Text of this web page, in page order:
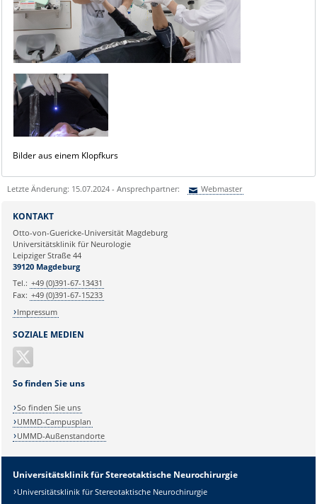
Bilder aus einem Klopfkurs
Letzte Änderung: 15.07.2024 - Ansprechpartner: Webmaster
Ihre E-Mailadresse:
Ihr Anliegen:
SOZIALE MEDIEN
KONTAKT
Otto-von-Guericke-Universität Magdeburg
Universitätsklinik für Neurologie
Leipziger Straße 44
39120 Magdeburg
Tel.: +49 (0)391-67-13431
Fax: +49 (0)391-67-15233
Impressum
So finden Sie uns
So finden Sie uns
UMMD-Campusplan
UMMD-Außenstandorte
Universitätsklinik für Stereotaktische Neurochirurgie
Universitätsklinik für Stereotaktische Neurochirurgie